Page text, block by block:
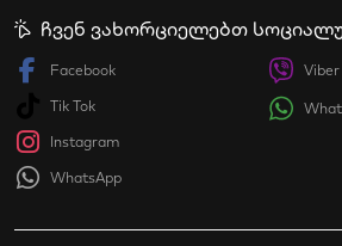
ჩვენ ვახორციელებთ
Facebook
Tik Tok
Instagram
WhatsApp
Viber